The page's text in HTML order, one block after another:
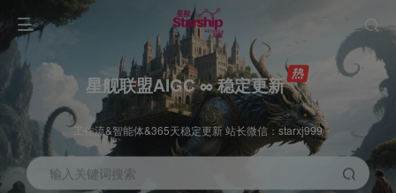
星舰联盟AIGC ∞ 稳定更新
工作流&智能体&365天稳定更新 站长微信：starxj999
输入关键词搜索